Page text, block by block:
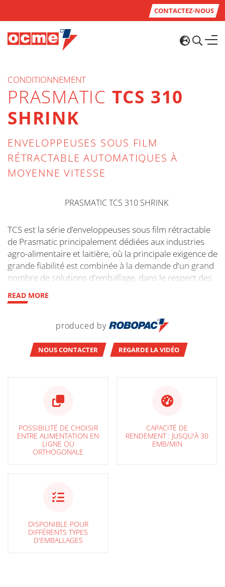
CONTACTEZ-NOUS
CONDITIONNEMENT
PRASMATIC TCS 310
SHRINK
ENVELOPPEUSES SOUS FILM
RÉTRACTABLE AUTOMATIQUES À
MOYENNE VITESSE
TCS est la série d’enveloppeuses sous film rétractable
de Prasmatic principalement dédiées aux industries
agro-alimentaire et laitière, où la principale exigence de
grande fiabilité est combinée à la demande d'un grand
nombre de solutions d'emballage, dans le respect des
READ MORE
produced by
NOUS CONTACTER REGARDE LA VIDÉO
POSSIBILITÉ DE CHOISIR
ENTRE ALIMENTATION EN
LIGNE OU
ORTHOGONALE
CAPACITÉ DE
RENDEMENT : JUSQU'À 30
EMB/MIN
DISPONIBLE POUR
DIFFÉRENTS TYPES
D'EMBALLAGES